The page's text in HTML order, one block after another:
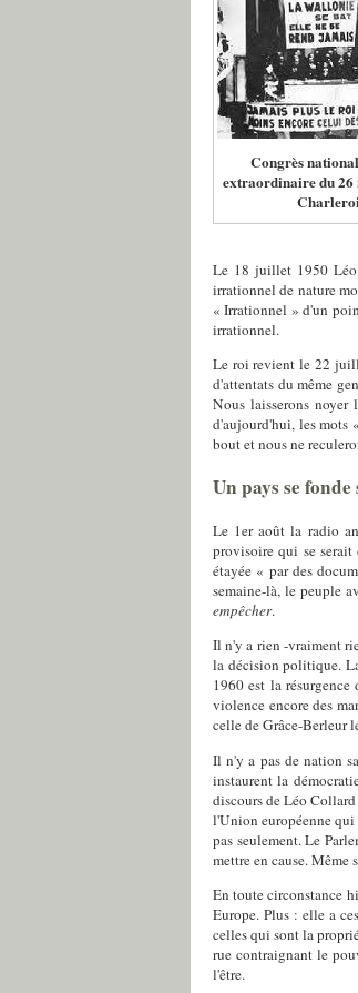
Congrès
extraordinaire du 26
Le 18 juillet 1950 Léo
irrationnel de nature
« Irrationnel » d'un
irrationnel.
Le roi revient le 22
d'attentats du même
Nous laisserons
d'aujourd'hui, les mots
bout et nous ne
Un pays se
Le 1eraoût la radio
provisoire qui se serait
étayée « par des
semaine-là, le peuple
empêcher.
Il n'y a rien -vraiment
la décision politique.
1960 est la
violence encore des
celle de Grâce-Berleur
Il n'y a pas de nation
instaurent la
discours de Léo
l'Union européenne qui
pas seulement. Le
mettre en cause.
En toute circonstance
Europe. Plus : elle a
celles qui sont la
rue contraignant le
l'être.